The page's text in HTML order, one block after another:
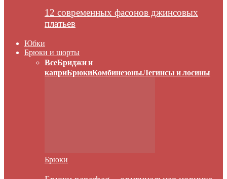
12 современных фасонов джинсовых
платьев
Юбки
Брюки и шорты
ВсеБриджи и
каприБрюкиКомбинезоныЛегинсы и лосины
Брюки